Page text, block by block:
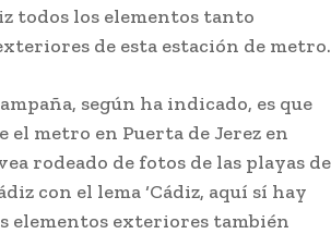
todos los elementos tanto
de esta estación de metro.
según ha indicado, es que
el metro en Puerta de Jerez en
rodeado de fotos de las playas de
con el lema ‘Cádiz, aquí sí hay
elementos exteriores también